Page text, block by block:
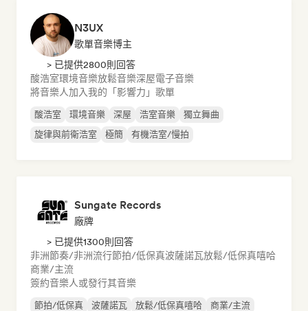
N3UX
歌單音樂博主
> 已提供2800則回答
酸浩室環境音樂放鬆音樂深屋電子音樂
將音樂人加入我的「影響力」歌單
酸浩室 環境音樂 深屋 浩室音樂
獨立舞曲
旋律與前衛浩室
極簡 有機浩室/慢拍
Sungate Records
廠牌
> 已提供1300則回答
非洲節奏/非洲流行節拍/低保真波薩諾瓦放鬆/低保真嘻哈
商業/主流
簽約音樂人或發行其音樂
節拍/低保真 波薩諾瓦 放鬆/低保真嘻哈
商業/主流